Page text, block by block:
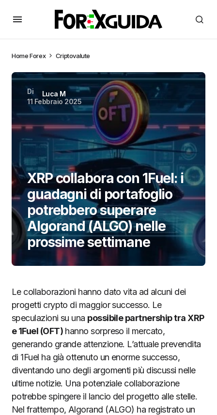
HomeForex Criptovalute
Di
Luca M
11 Febbraio 2025
XRP collabora con 1Fuel: i
guadagni di portafoglio
potrebbero superare
Algorand (ALGO) nelle
prossime settimane
Le collaborazioni hanno dato vita ad alcuni dei
progetti crypto di maggior successo. Le
speculazioni su una possibile partnership tra XRP
e 1Fuel (OFT)hanno sorpreso il mercato,
generando grande attenzione. L’attuale prevendita
di 1Fuel ha già ottenuto un enorme successo,
diventando uno degli argomenti più discussi nelle
ultime notizie. Una potenziale collaborazione
potrebbe spingere il lancio del progetto alle stelle.
Nel frattempo, Algorand (ALGO) ha registrato un